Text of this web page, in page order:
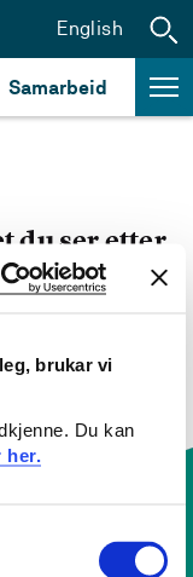
brukar vi
Du kan
her.
Samarbeid
English
du ser etter
etter i